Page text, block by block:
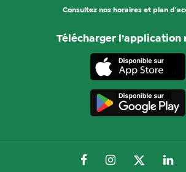
Consultez nos horaires et plan
Télécharger l’application